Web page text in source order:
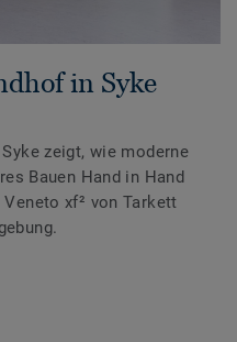
in Syke
zeigt, wie moderne
Bauen Hand in Hand
Veneto xf² von Tarkett